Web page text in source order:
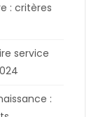
: critères
service
: